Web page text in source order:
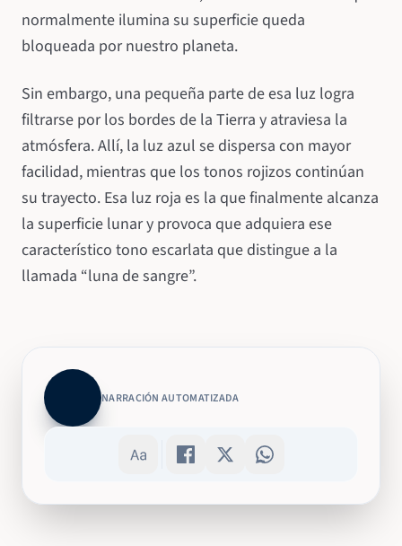
normalmente ilumina su superficie queda
bloqueada por nuestro planeta.
Sin embargo, una pequeña parte de esa luz logra
filtrarse por los bordes de la Tierra y atraviesa la
atmósfera. Allí, la luz azul se dispersa con mayor
facilidad, mientras que los tonos rojizos continúan
su trayecto. Esa luz roja es la que finalmente alcanza
la superficie lunar y provoca que adquiera ese
característico tono escarlata que distingue a la
llamada “luna de sangre”.
NARRACIÓN AUTOMATIZADA